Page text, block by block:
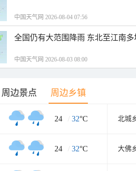
中国天气网 2026-08-04 07:56
全国仍有大范围降雨 东北至江南
中国天气网 2026-08-03 08:00
周边景点 周边乡镇
24 / 32°C 北城
24 / 32°C 大佛